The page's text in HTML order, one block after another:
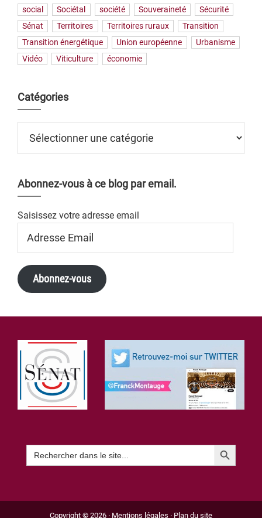
social
Sociétal société Souveraineté
Sécurité
Sénat
Territoires Territoires ruraux
Transition
Transition énergétique
Union européenne
Urbanisme
Vidéo
Viticulture économie
Catégories
Abonnez-vous à ce blog par email.
Saisissez votre adresse email
Email
Abonnez-vous
Footer
Search
for:
Search Button
Copyright © 2026 · Mentions légales · Plan du site